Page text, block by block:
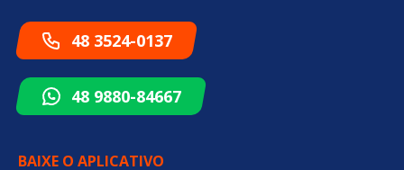
48 3524-0137
48 9880-84667
BAIXE O APLICATIVO